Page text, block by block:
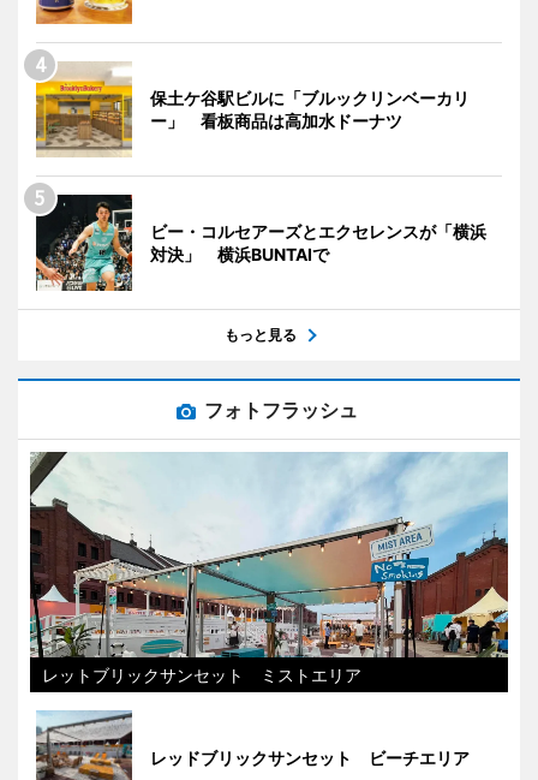
保土ケ谷駅ビルに「ブルックリンベーカリ
ー」 看板商品は高加水ドーナツ
ビー・コルセアーズとエクセレンスが「横浜
対決」 横浜BUNTAIで
もっと見る
フォトフラッシュ
レットブリックサンセット ミストエリア
レッドブリックサンセット ビーチエリア